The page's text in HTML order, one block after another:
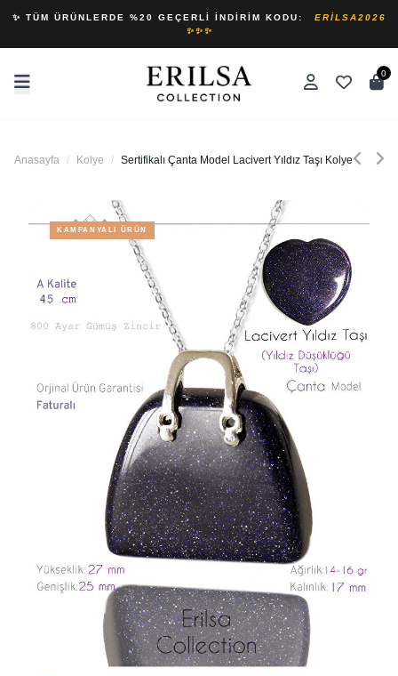
✨ TÜM ÜRÜNLERDE %20 GEÇERLI İNDIRIM KODU:
ERILSA2026
✨✨✨
0
Anasayfa / Kolye / Sertifikalı Çanta Model Lacivert Yıldız Taşı Kolye
KAMPANYALI ÜRÜN